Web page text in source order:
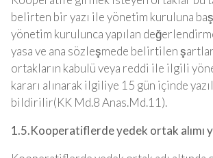
belirten bir yazı ile yönetim kuruluna
yönetim kurulunca yapılan
yasa ve ana sözleşmede belirtilen
ortakların kabulü veya reddi ile ilgili
kararı alınarak ilgiliye 15 gün içinde
bildirilir(KK Md.8 Anas.Md.11).
1.5.Kooperatiflerde yedek ortak alımı